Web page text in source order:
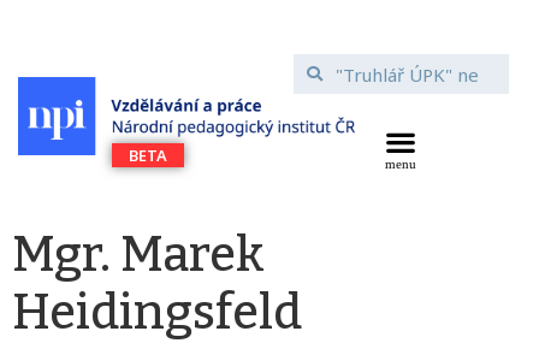
Mgr. Marek
Heidingsfeld